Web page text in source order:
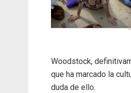
Woodstock,
que ha marcado la
duda de ello.